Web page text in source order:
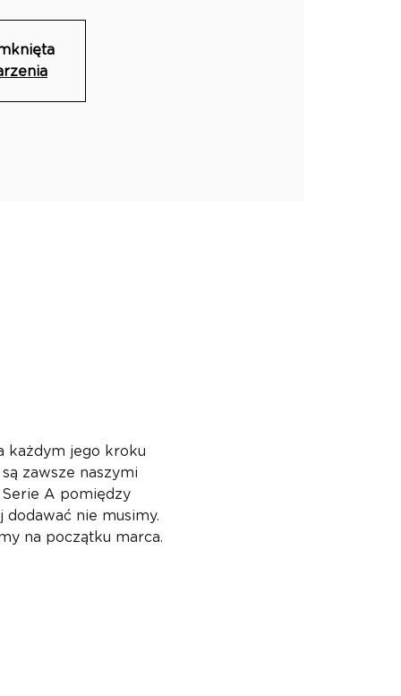
każdym jego kroku
zawsze naszymi
A pomiędzy
nie musimy.
na początku marca.